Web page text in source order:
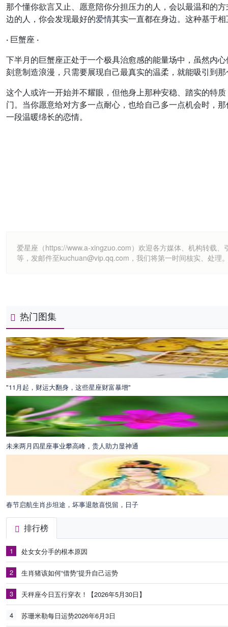
那个懂你欲言又止、愿意陪你分担压力的人，会以最温和的
边的人，你会发现最好的爱情其实一直都在身边。这种基于
· 巨蟹座 ·
下半月的巨蟹座正处于一个极具治愈感的能量场中，虽然内
刻意制造浪漫，只需要展现自己最真实的温柔，就能吸引到
这个人或许一开始并不耀眼，但他身上那种安稳、踏实的特
门。当你愿意给对方多一点耐心，也给自己多一点机会时，
一段温暖绵长的恋情。
爱星座（https://www.a-xingzuo.com）欢迎各方媒体、机构转载
等，发邮件至kuchuan@vip.qq.com，我们将第一时间核实、处理
热门图集
"11月起，财运大翻身，这些星座财富暴增"
未来两月四星座事业攀高峰，贵人助力显神通
春节启航生肖步坦途，坏事退散喜悦留，日子
排行榜
1 处女女分手的根本原因
2 生肖猪该如何“借势”提升自己运势
3 天秤座今日五行穿衣！【2026年5月30日】
4 苏珊米勒每日运势2026年6月3日